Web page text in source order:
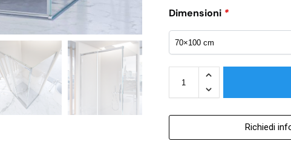
Dimensioni *
Richiedi